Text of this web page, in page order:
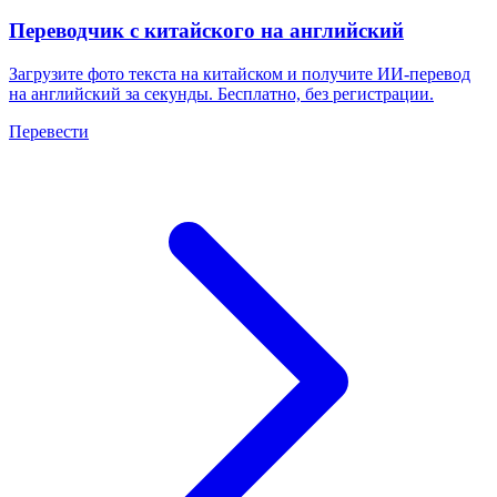
Переводчик с китайского на английский
Загрузите фото текста на китайском и получите ИИ-перевод
на английский за секунды. Бесплатно, без регистрации.
Перевести